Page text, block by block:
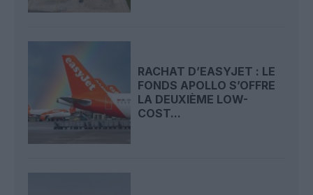
RACHAT D’EASYJET : LE
FONDS APOLLO S’OFFRE
LA DEUXIÈME LOW-
COST...